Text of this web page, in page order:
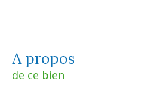
a propos
de ce bien